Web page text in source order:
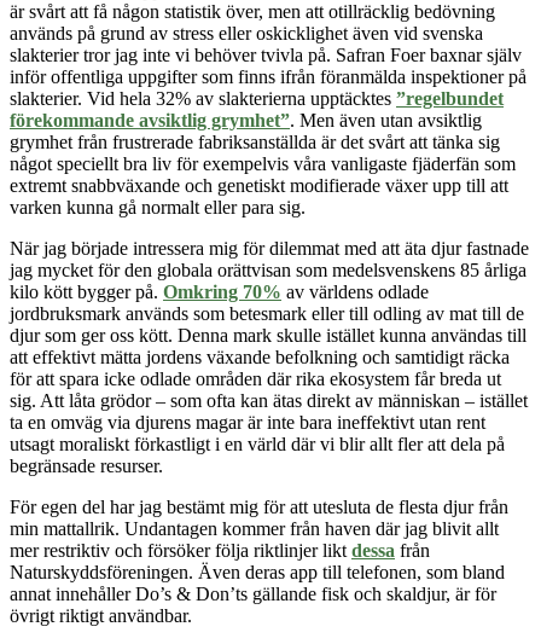
är svårt att få någon statistik över, men att otillräcklig bedövning
används på grund av stress eller oskicklighet även vid svenska
slakterier tror jag inte vi behöver tvivla på. Safran Foer baxnar själv
inför offentliga uppgifter som finns ifrån föranmälda inspektioner på
slakterier. Vid hela 32% av slakterierna upptäcktes ”regelbundet
förekommande avsiktlig grymhet”. Men även utan avsiktlig
grymhet från frustrerade fabriksanställda är det svårt att tänka sig
något speciellt bra liv för exempelvis våra vanligaste fjäderfän som
extremt snabbväxande och genetiskt modifierade växer upp till att
varken kunna gå normalt eller para sig.
När jag började intressera mig för dilemmat med att äta djur fastnade
jag mycket för den globala orättvisan som medelsvenskens 85 årliga
kilo kött bygger på. Omkring 70% av världens odlade
jordbruksmark används som betesmark eller till odling av mat till de
djur som ger oss kött. Denna mark skulle istället kunna användas till
att effektivt mätta jordens växande befolkning och samtidigt räcka
för att spara icke odlade områden där rika ekosystem får breda ut
sig. Att låta grödor – som ofta kan ätas direkt av människan – istället
ta en omväg via djurens magar är inte bara ineffektivt utan rent
utsagt moraliskt förkastligt i en värld där vi blir allt fler att dela på
begränsade resurser.
För egen del har jag bestämt mig för att utesluta de flesta djur från
min mattallrik. Undantagen kommer från haven där jag blivit allt
mer restriktiv och försöker följa riktlinjer likt dessa från
Naturskyddsföreningen. Även deras app till telefonen, som bland
annat innehåller Do’s & Don’ts gällande fisk och skaldjur, är för
övrigt riktigt användbar.